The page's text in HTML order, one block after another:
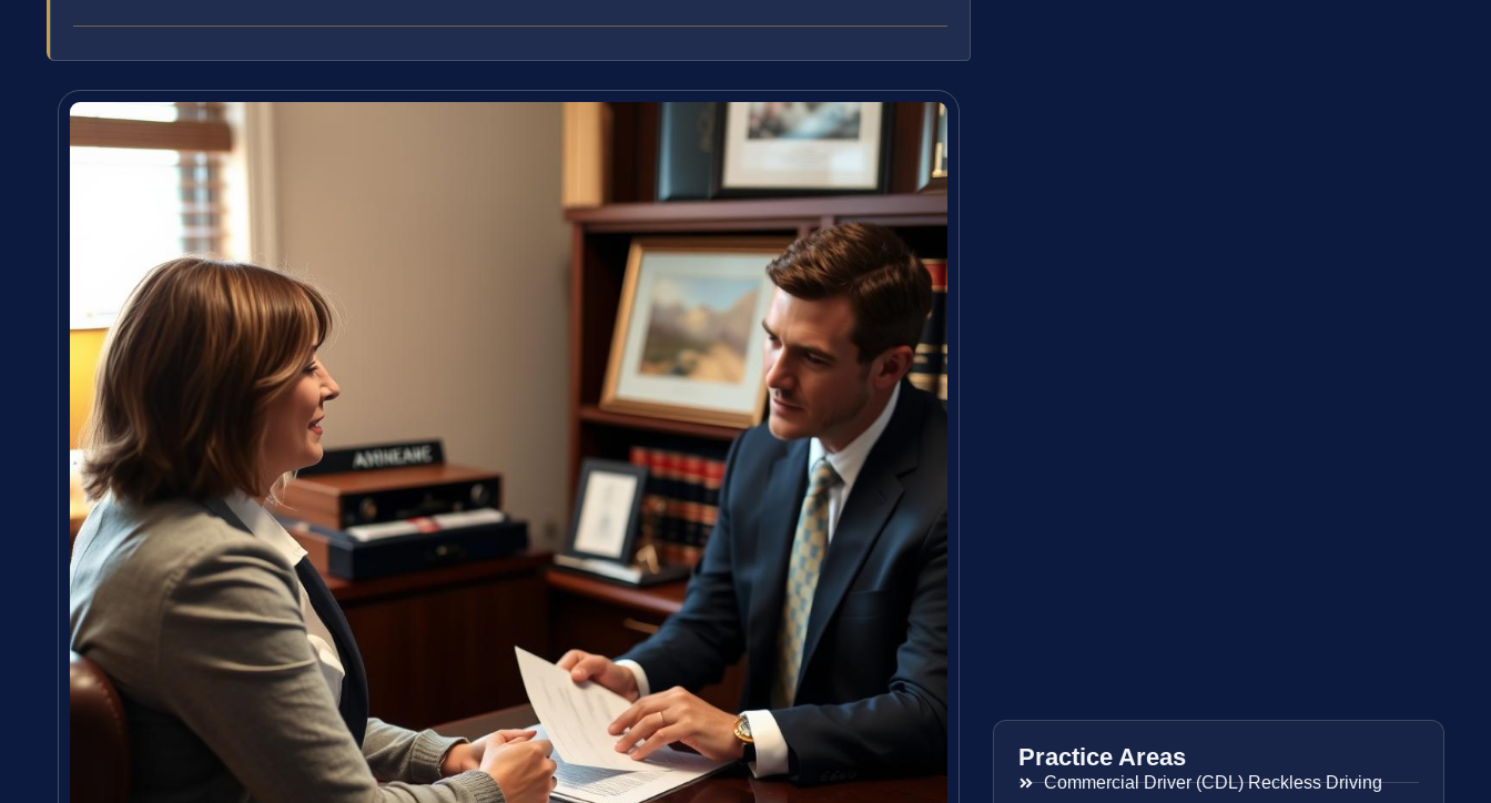
Practice Areas
Commercial Driver (CDL) Reckless Driving